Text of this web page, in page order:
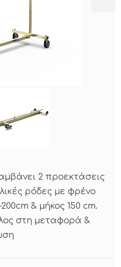
2 προεκτάσεις
ρόδες με φρένο
& μήκος 150 cm.
στη μεταφορά &